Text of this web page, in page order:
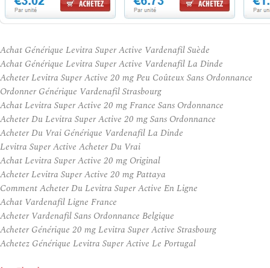
Achat Générique Levitra Super Active Vardenafil Suède
Achat Générique Levitra Super Active Vardenafil La Dinde
Acheter Levitra Super Active 20 mg Peu Coûteux Sans Ordonnance
Ordonner Générique Vardenafil Strasbourg
Achat Levitra Super Active 20 mg France Sans Ordonnance
Acheter Du Levitra Super Active 20 mg Sans Ordonnance
Acheter Du Vrai Générique Vardenafil La Dinde
Levitra Super Active Acheter Du Vrai
Achat Levitra Super Active 20 mg Original
Acheter Levitra Super Active 20 mg Pattaya
Comment Acheter Du Levitra Super Active En Ligne
Achat Vardenafil Ligne France
Acheter Vardenafil Sans Ordonnance Belgique
Acheter Générique 20 mg Levitra Super Active Strasbourg
Achetez Générique Levitra Super Active Le Portugal